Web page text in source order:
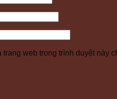
trang web trong trình duyệt này